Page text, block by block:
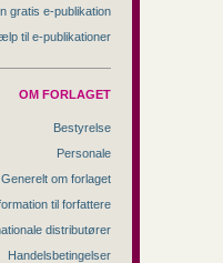
gratis e-publikation
til e-publikationer
OM FORLAGET
Bestyrelse
Personale
Generelt om forlaget
til forfattere
distributører
Handelsbetingelser